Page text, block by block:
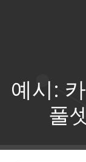
예시:
풀